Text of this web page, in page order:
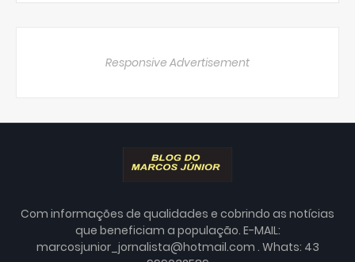
Responsive Advertisement
Com informações de qualidades e cobrindo as notícias
que beneficiam a população. E-MAIL:
marcosjunior_jornalista@hotmail.com . Whats: 43